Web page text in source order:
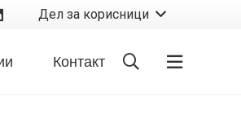
Дел за корисници
Контакт